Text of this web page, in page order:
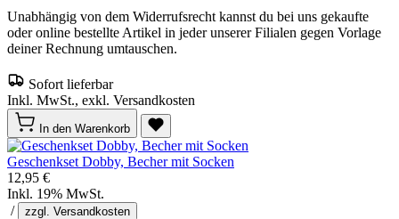
Unabhängig von dem Widerrufsrecht kannst du bei uns gekaufte
oder online bestellte Artikel in jeder unserer Filialen gegen Vorlage
deiner Rechnung umtauschen.
Sofort lieferbar
Inkl. MwSt., exkl. Versandkosten
In den Warenkorb
Geschenkset Dobby, Becher mit Socken
12,95 €
Inkl. 19% MwSt.
/
zzgl. Versandkosten